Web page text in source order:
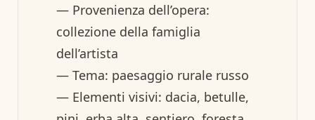
— Provenienza dell’opera:
collezione della famiglia
dell’artista
— Tema: paesaggio rurale russo
— Elementi visivi: dacia, betulle,